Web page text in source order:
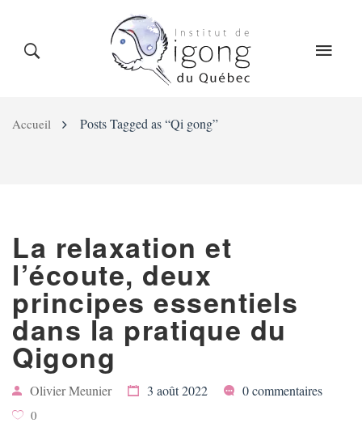
LE QIGONG L’INSTITUT COURS
CONTACT
QIGONG
Accueil Posts Tagged as “Qi gong”
La relaxation et
l’écoute, deux
principes essentiels
dans la pratique du
Qigong
Olivier Meunier 3 août 2022 0 commentaires
0